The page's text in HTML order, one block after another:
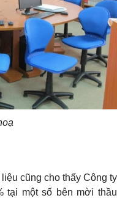
cũng cho thấy Công ty
tại một số bên mời thầu